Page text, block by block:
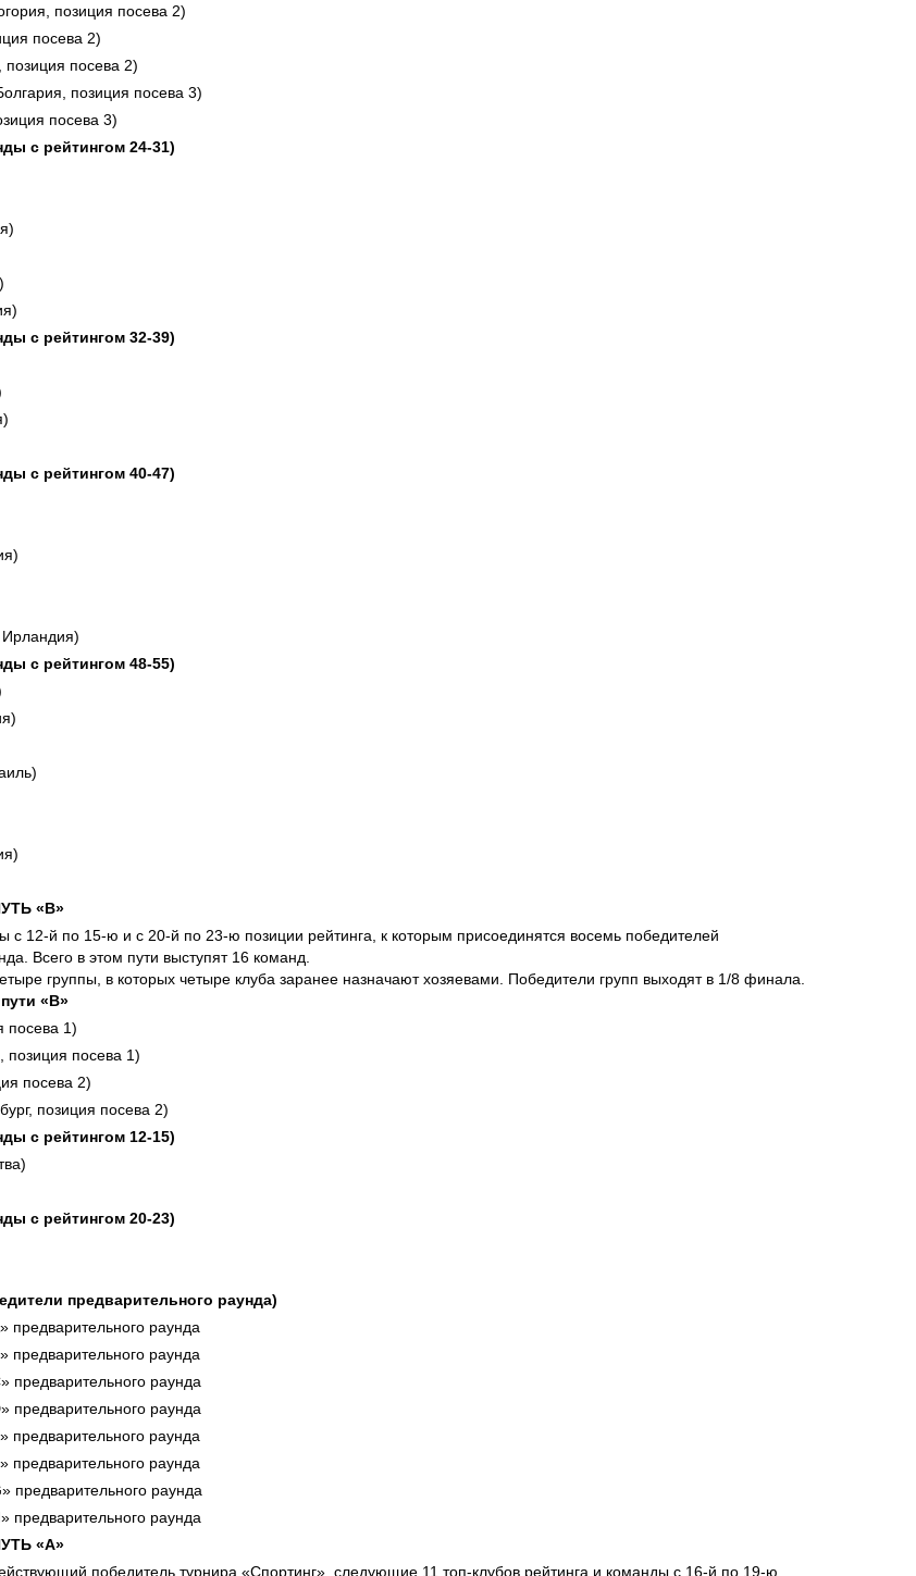
позиция посева 2)
посева 2)
позиция посева 2)
позиция посева 3)
посева 3)
с рейтингом 24-31)
с рейтингом 32-39)
с рейтингом 40-47)
с рейтингом 48-55)
«B»
с 12-й по 15-ю и с 20-й по 23-ю позиции рейтинга, к которым присоединятся восемь победителей
Всего в этом пути выступят 16 команд.
группы, в которых четыре клуба заранее назначают хозяевами. Победители групп выходят в 1/8 финала.
«В»
посева 1)
посева 1)
посева 2)
позиция посева 2)
с рейтингом 12-15)
с рейтингом 20-23)
предварительного раунда)
предварительного раунда
предварительного раунда
предварительного раунда
предварительного раунда
предварительного раунда
предварительного раунда
предварительного раунда
предварительного раунда
«А»
победитель турнира «Спортинг», следующие 11 топ-клубов рейтинга и команды с 16-й по 19-ю.